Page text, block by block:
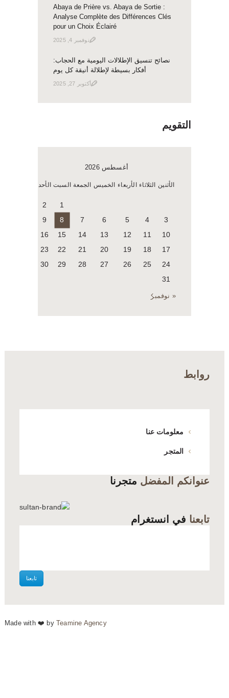
Abaya de Prière vs. Abaya de Sortie :
Analyse Complète des Différences Clés
pour un Choix Éclairé
نوفمبر 4, 2025
نصائح تنسيق الإطلالات اليومية مع الحجاب:
أفكار بسيطة لإطلالة أنيقة كل يوم
أكتوبر 27, 2025
التقويم
أغسطس 2026
الأثنين الثلاثاء الأربعاء الخميس الجمعة السبت الأحد
1
2
3
4
5
6
7
8
9
10
11
12
13
14
15
16
17
18
19
20
21
22
23
24
25
26
27
28
29
30
31
« نوفمبر
روابط
معلومات عنا
المتجر
عنوانكم المفضل متجرنا
تابعنا في انستغرام
تابعنا
Made with ❤️ by Teamine Agency